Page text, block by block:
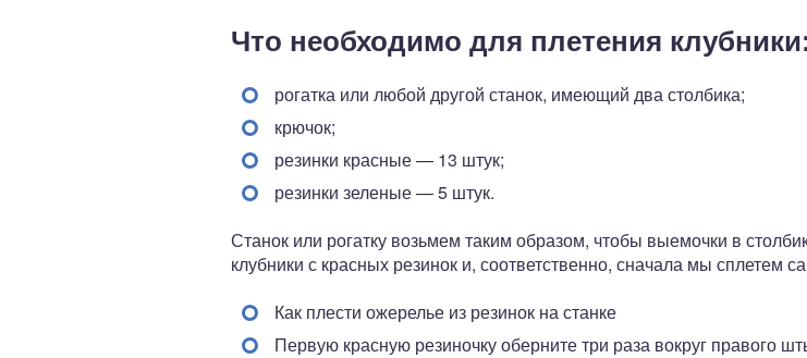
Что необходимо для плетения
рогатка или любой другой станок, имеющий два столбика;
крючок;
резинки красные — 13 штук;
резинки зеленые — 5 штук.
Станок или рогатку возьмем таким образом, чтобы выемочки в
клубники с красных резинок и, соответственно, сначала мы сплетем
Как плести ожерелье из резинок на станке
Первую красную резиночку оберните три раза вокруг правого